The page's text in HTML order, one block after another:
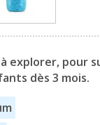
explorer, pour
dès 3 mois.